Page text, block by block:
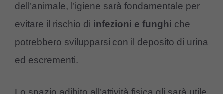
dell’animale, l’igiene sarà fondamentale per
evitare il rischio di infezioni e funghi che
potrebbero svilupparsi con il deposito di urina
ed escrementi.
Lo spazio adibito all’attività fisica gli sarà utile